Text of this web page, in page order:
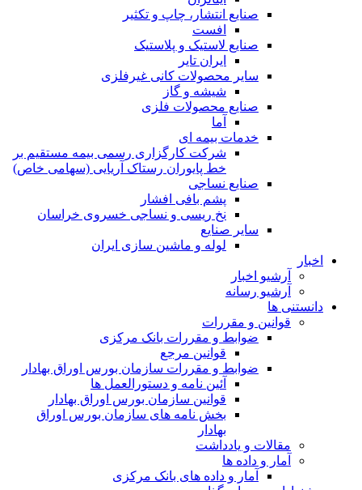
صنایع انتشار، چاپ و تکثير
افست
صنایع لاستیک و پلاستیک
ایران تایر
ساير محصولات كانی غيرفلزی
شیشه و گاز
صنایع محصولات فلزی
آما
خدمات بیمه ای
شرکت کارگزاری رسمی بیمه مستقیم بر
خط پایوران رستاک آریایی (سهامی خاص)
صنایع نساجی
پشم بافی افشار
نخ ریسی و نساجی خسروی خراسان
سایر صنایع
لوله و ماشین سازی ایران
اخبار
آرشیو اخبار
آرشیو رسانه
دانستنی ها
قوانین و مقررات
ضوابط و مقررات بانک مرکزی
قوانين مرجع
ضوابط و مقررات سازمان بورس اوراق بهادار
آئین نامه و دستورالعمل ها
قوانین سازمان بورس اوراق بهادار
بخش نامه های سازمان بورس اوراق
بهادار
مقالات و یادداشت
آمار و داده ها
آمار و داده های بانک مرکزی